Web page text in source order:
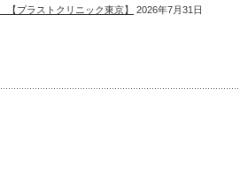
プラストクリニック東京】 2026年7月31日